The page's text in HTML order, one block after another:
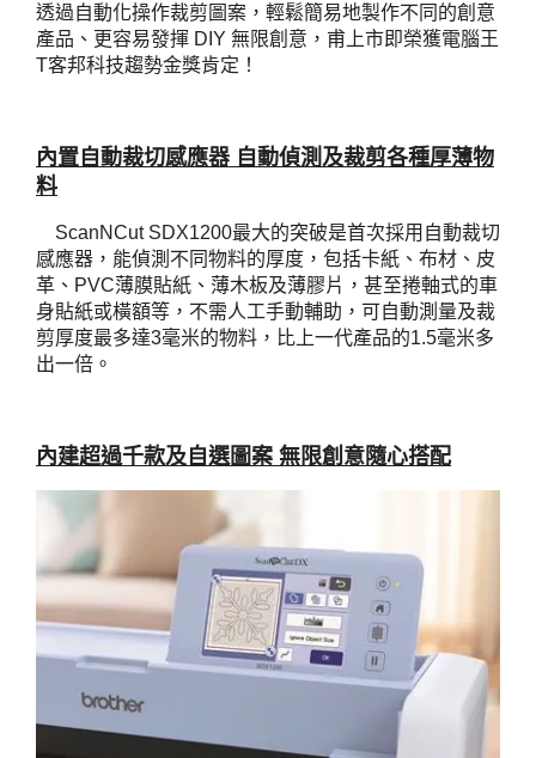
透過自動化操作裁剪圖案，輕鬆簡易地製作不同的創意
產品、更容易發揮 DIY 無限創意，甫上市即榮獲電腦王
T客邦科技趨勢金獎肯定！
內置自動裁切感應器 自動偵測及裁剪各種厚薄物
料
ScanNCut SDX1200最大的突破是首次採用自動裁切
感應器，能偵測不同物料的厚度，包括卡紙、布材、皮
革、PVC薄膜貼紙、薄木板及薄膠片，甚至捲軸式的車
身貼紙或橫額等，不需人工手動輔助，可自動測量及裁
剪厚度最多達3毫米的物料，比上一代產品的1.5毫米多
出一倍。
內建超過千款及自選圖案 無限創意隨心搭配